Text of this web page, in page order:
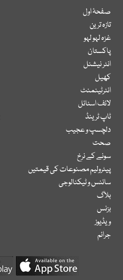
صفحۂ اول
تازہ ترین
غزہ لہو لہو
پاکستان
انٹر نیشنل
کھیل
انٹرٹینمنٹ
لائف اسٹائل
ٹاپ ٹرینڈ
دلچسپ و عجیب
صحت
سونے کے نرخ
پیٹرولیم مصنوعات کی قیمتیں
سائنس و ٹیکنالوجی
بلاگ
بزنس
ویڈیوز
جرائم